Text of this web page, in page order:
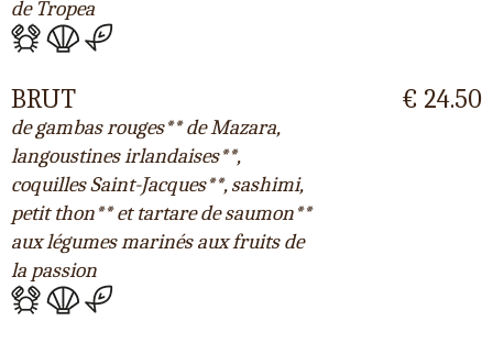
de Tropea
BRUT
de gambas rouges** de Mazara,
langoustines irlandaises**,
coquilles Saint-Jacques**, sashimi,
petit thon** et tartare de saumon**
aux légumes marinés aux fruits de
la passion
€ 24.50